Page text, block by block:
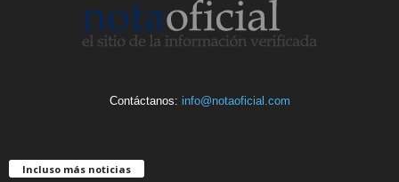
Contáctanos: info@notaoficial.com
Incluso más noticias